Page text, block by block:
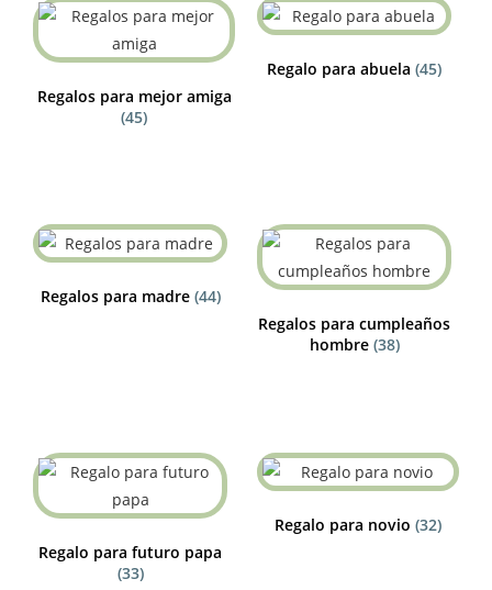
Regalos para mejor amiga
(45)
Regalo para abuela (45)
Regalos para madre (44)
Regalos para cumpleaños
hombre (38)
Regalo para futuro papa
(33)
Regalo para novio (32)